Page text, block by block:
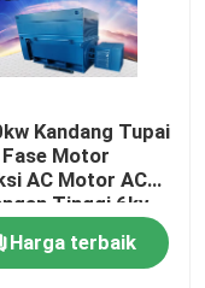
Kandang Tupai
Motor
AC Motor AC
Tinggi 6kv
Harga terbaik